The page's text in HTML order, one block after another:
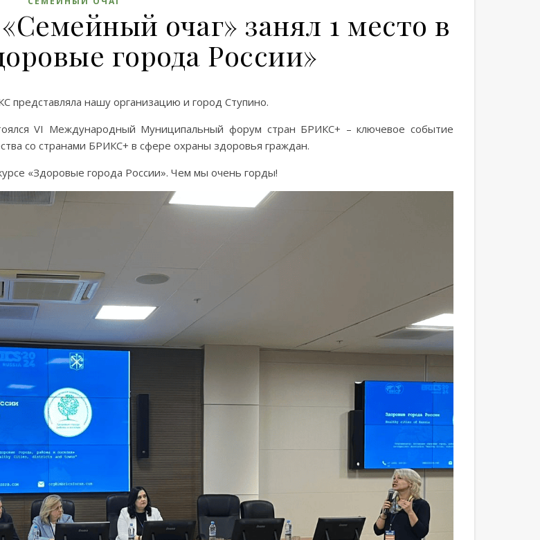
очаг» занял 1 место в
города России»
представляла нашу организацию и город Ступино.
VI Международный Муниципальный форум стран БРИКС+ – ключевое событие
со странами БРИКС+ в сфере охраны здоровья граждан.
«Здоровые города России». Чем мы очень горды!